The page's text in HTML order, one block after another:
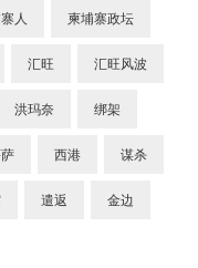
人 柬埔寨政坛
汇旺 汇旺风波
洪玛奈 绑架
西港 谋杀
遣返 金边